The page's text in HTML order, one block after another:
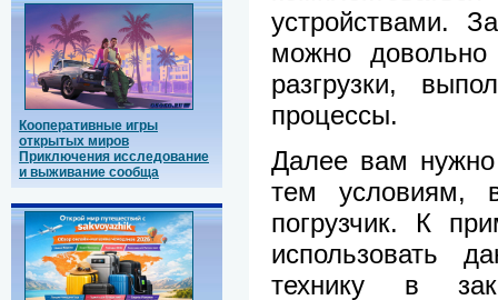
Кооперативные игры
открытых миров
Приключения исследование
и выживание сообща
устройствами.
можно довольно
разгрузки,
процессы.
Далее вам нужно
тем условиям,
погрузчик. К
использовать
технику в